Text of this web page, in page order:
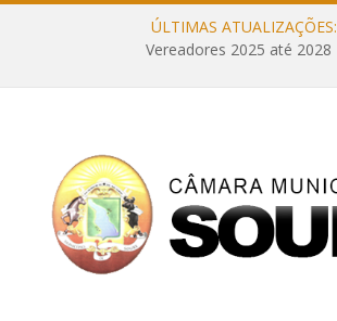
ÚLTIMAS ATUALIZAÇÕES:
Vereadores 2025 até 2028